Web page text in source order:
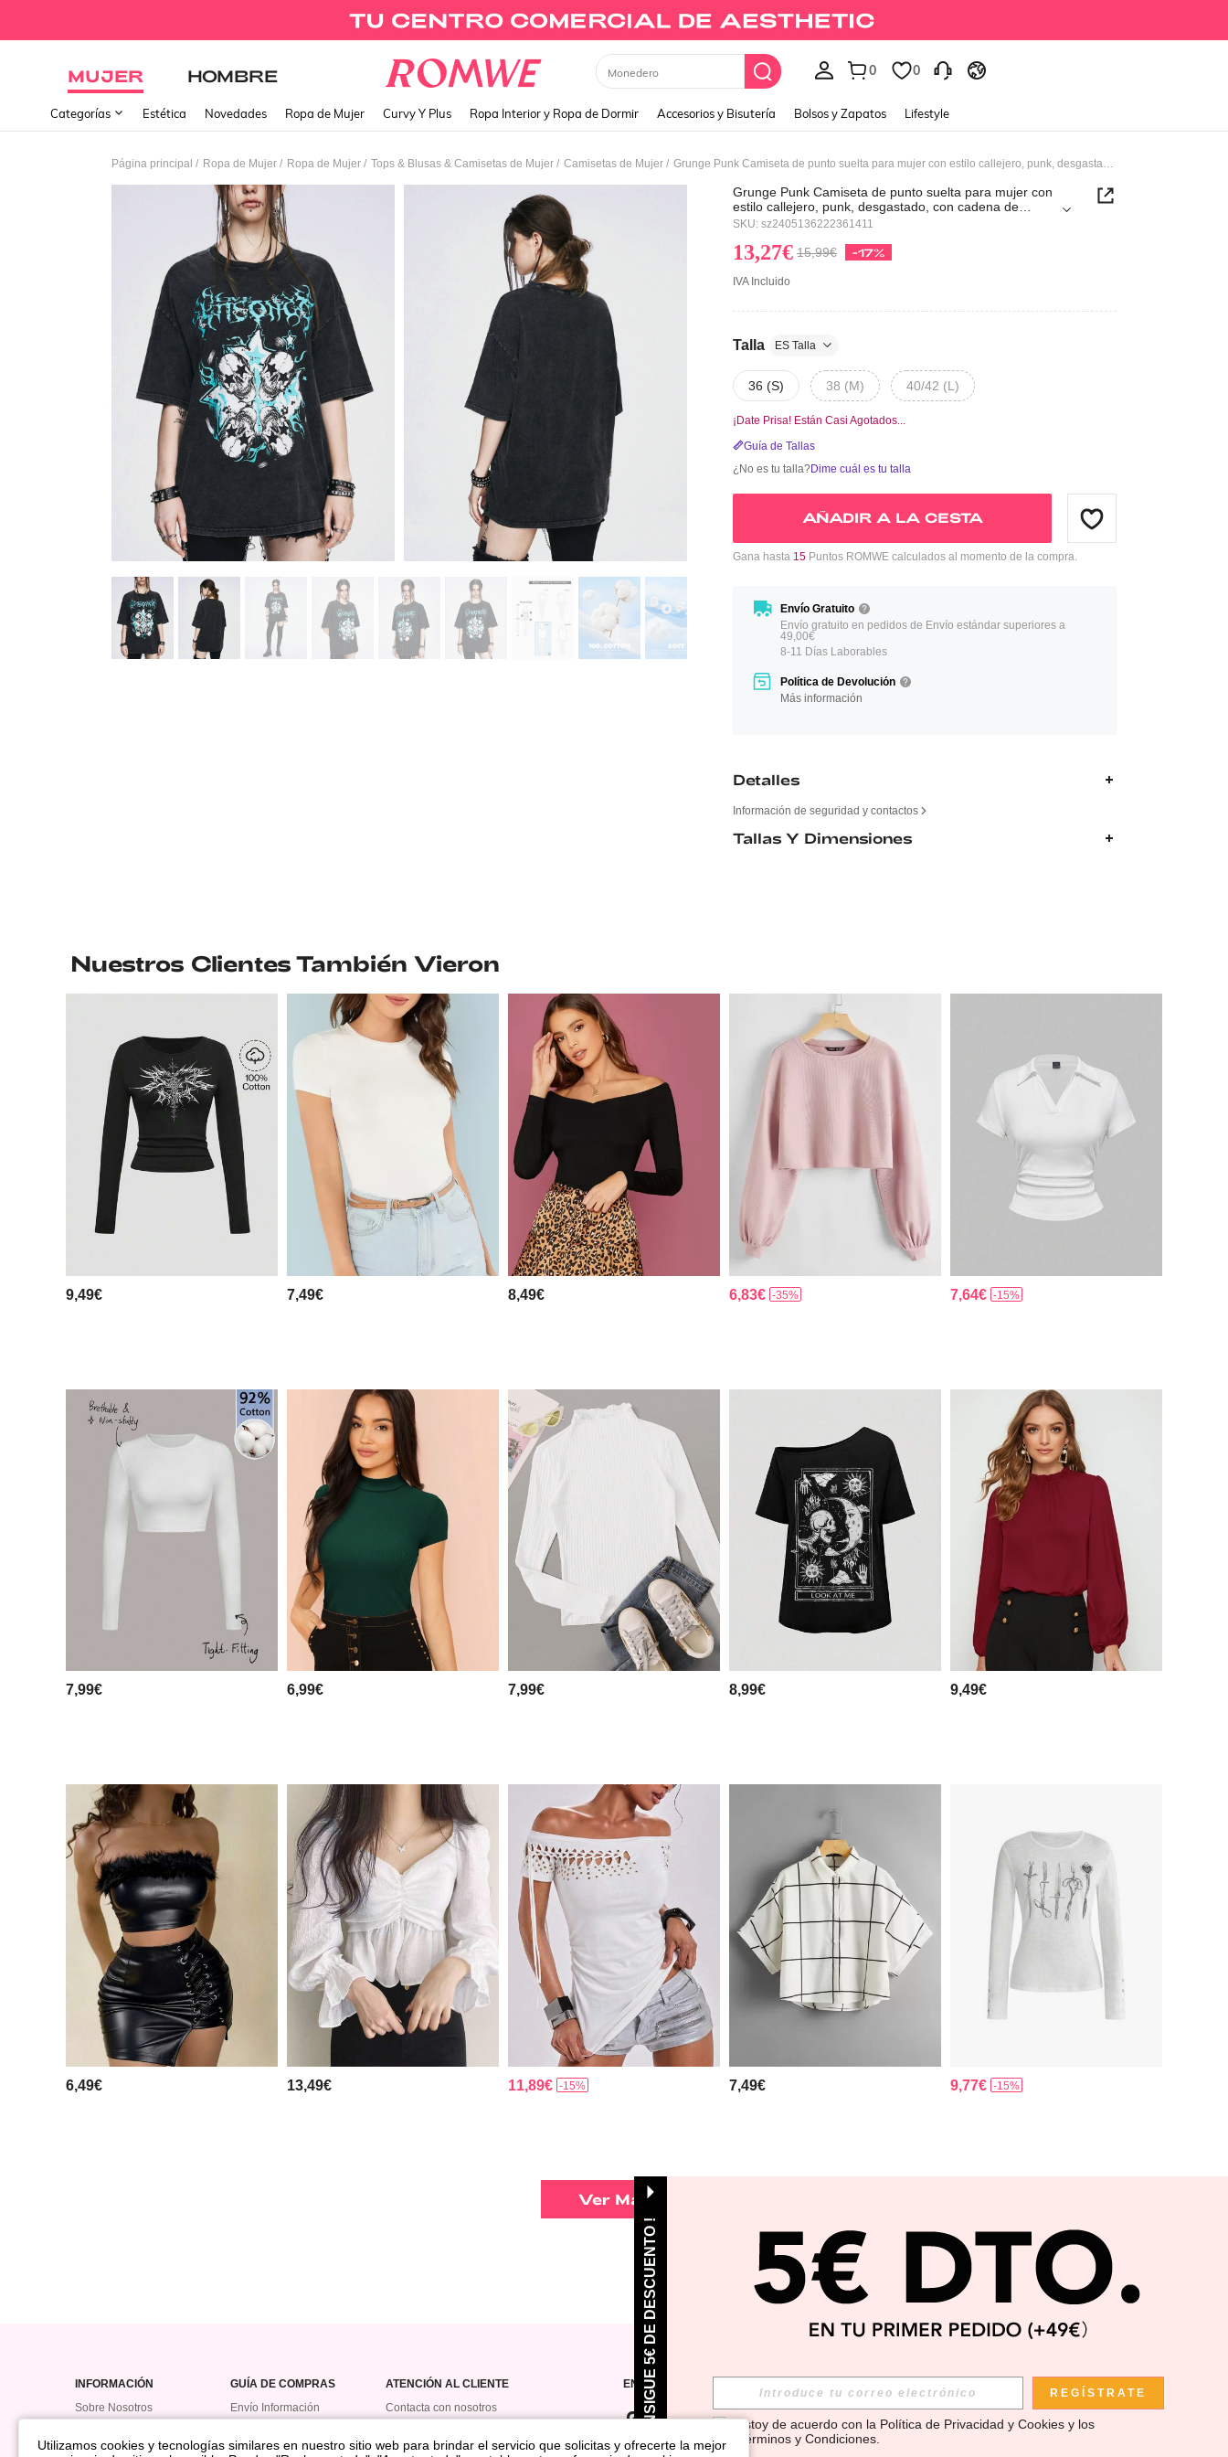
MUJER HOMBRE Vestidos Largos 0 0
Categorías Estética Novedades Ropa de Mujer Curvy Y Plus Ropa Interior y Ropa de Dormir Accesorios y Bisutería Bolsos y Zapatos Lifestyle
Página principal / Ropa de Mujer / Ropa de Mujer / Tops & Blusas & Camisetas de Mujer / Camisetas de Mujer / Grunge Punk Camiseta de punto suelta para mujer con estilo callejero, punk, desgastado, con cadena de calavera, estrella de copo de nieve, eslogan contrastante e impresiones geniales
Grunge Punk Camiseta de punto suelta para mujer con
estilo callejero, punk, desgastado, con cadena de
calavera, estrella de copo de nieve, eslogan contrastante
SKU: sz2405136222361411
13,27€ 15,99€ -17%
IVA Incluido
Talla ES Talla
36 (S) 38 (M) 40/42 (L)
¡Date Prisa! Están Casi Agotados...
Guía de Tallas
¿No es tu talla?Dime cuál es tu talla
AÑADIR A LA CESTA
Gana hasta 15 Puntos ROMWE calculados al momento de la compra.
Envío Gratuito
Envío gratuito en pedidos de Envío estándar superiores a
49,00€
8-11 Días Laborables
Política de Devolución
Más información
Detalles
Información de seguridad y contactos
Tallas Y Dimensiones
Nuestros Clientes También Vieron
9,49€ 7,49€ 8,49€ 6,83€ -35% 7,64€ -15%
7,99€ 6,99€ 7,99€ 8,99€ 9,49€
6,49€ 13,49€ 11,89€ -15% 7,49€ 9,77€ -15%
Ver Más
INFORMACIÓN
Sobre Nosotros
GUÍA DE COMPRAS
Envío Información
Reembolso
ATENCIÓN AL CLIENTE
Contacta con nosotros
Programa De Regalo De
ENCUÉNTRANOS EN
Utilizamos cookies y tecnologías similares en nuestro sitio web para brindar el servicio que solicitas y ofrecerte la mejor
¡ CONSIGUE 5€ DE DESCUENTO ! REGÍSTRATE
Estoy de acuerdo con la Política de Privacidad y Cookies y los
Términos y Condiciones